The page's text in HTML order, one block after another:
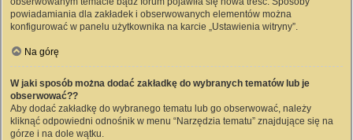
powiadamiania dla zakładek i obserwowanych elementów można
konfigurować w panelu użytkownika na karcie „Ustawienia witryny”.
Na górę
W jaki sposób można dodać zakładkę do wybranych tematów lub je
obserwować??
Aby dodać zakładkę do wybranego tematu lub go obserwować, należy
kliknąć odpowiedni odnośnik w menu “Narzędzia tematu” znajdujące się na
górze i na dole wątku.